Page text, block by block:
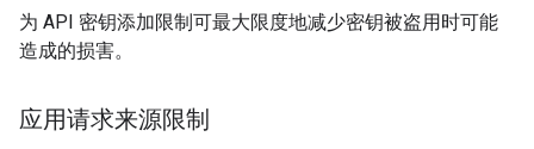
为 API 密钥添加限制可最大限度地减少密钥被盗用时可能
造成的损害。
应用请求来源限制